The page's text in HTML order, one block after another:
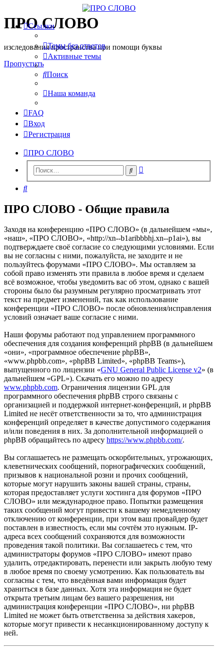
ПРО СЛОВО
изследования пространства при помощи буквы
Пропустить
Ссылки
Темы без ответов
Активные темы
Поиск
Наша команда
FAQ
Вход
Регистрация
ПРО СЛОВО
Поиск
Поиск
ПРО СЛОВО - Общие правила
Заходя на конференцию «ПРО СЛОВО» (в дальнейшем «мы»,
«наш», «ПРО СЛОВО», «http://xn--b1aribbbhj.xn--p1ai»), вы
подтверждаете своё согласие со следующими условиями. Если
вы не согласны с ними, пожалуйста, не заходите и не
пользуйтесь форумами «ПРО СЛОВО». Мы оставляем за
собой право изменять эти правила в любое время и сделаем
всё возможное, чтобы уведомить вас об этом, однако с вашей
стороны было бы разумным регулярно просматривать этот
текст на предмет изменений, так как использование
конференции «ПРО СЛОВО» после обновления/исправления
условий означает ваше согласие с ними.
Наши форумы работают под управлением программного
обеспечения для создания конференций phpBB (в дальнейшем
«они», «программное обеспечение phpBB»,
«www.phpbb.com», «phpBB Limited», «phpBB Teams»),
выпущенного по лицензии «GNU General Public License v2» (в
дальнейшем «GPL»). Скачать его можно по адресу
www.phpbb.com. Ограничения лицензии GPL для
программного обеспечения phpBB строго связаны с
организацией и поддержкой интернет-конференций, и phpBB
Limited не несёт ответственности за то, что администрация
конференций определяет в качестве допустимого содержания
и/или поведения в них. За дополнительной информацией о
phpBB обращайтесь по адресу https://www.phpbb.com/.
Вы соглашаетесь не размещать оскорбительных, угрожающих,
клеветнических сообщений, порнографических сообщений,
призывов к национальной розни и прочих сообщений,
которые могут нарушить законы вашей страны, страны,
которая предоставляет услуги хостинга для форумов «ПРО
СЛОВО» или международное право. Попытки размещения
таких сообщений могут привести к вашему немедленному
отключению от конференции, при этом ваш провайдер будет
поставлен в известность, если мы сочтём это нужным. IP-
адреса всех сообщений сохраняются для возможности
проведения такой политики. Вы соглашаетесь с тем, что
администраторы форумов «ПРО СЛОВО» имеют право
удалить, отредактировать, перенести или закрыть любую тему
в любое время по своему усмотрению. Как пользователь вы
согласны с тем, что введённая вами информация будет
храниться в базе данных. Хотя эта информация не будет
открыта третьим лицам без вашего разрешения, ни
администрация конференции «ПРО СЛОВО», ни phpBB
Limited не может быть ответственна за действия хакеров,
которые могут привести к несанкционированному доступу к
ней.